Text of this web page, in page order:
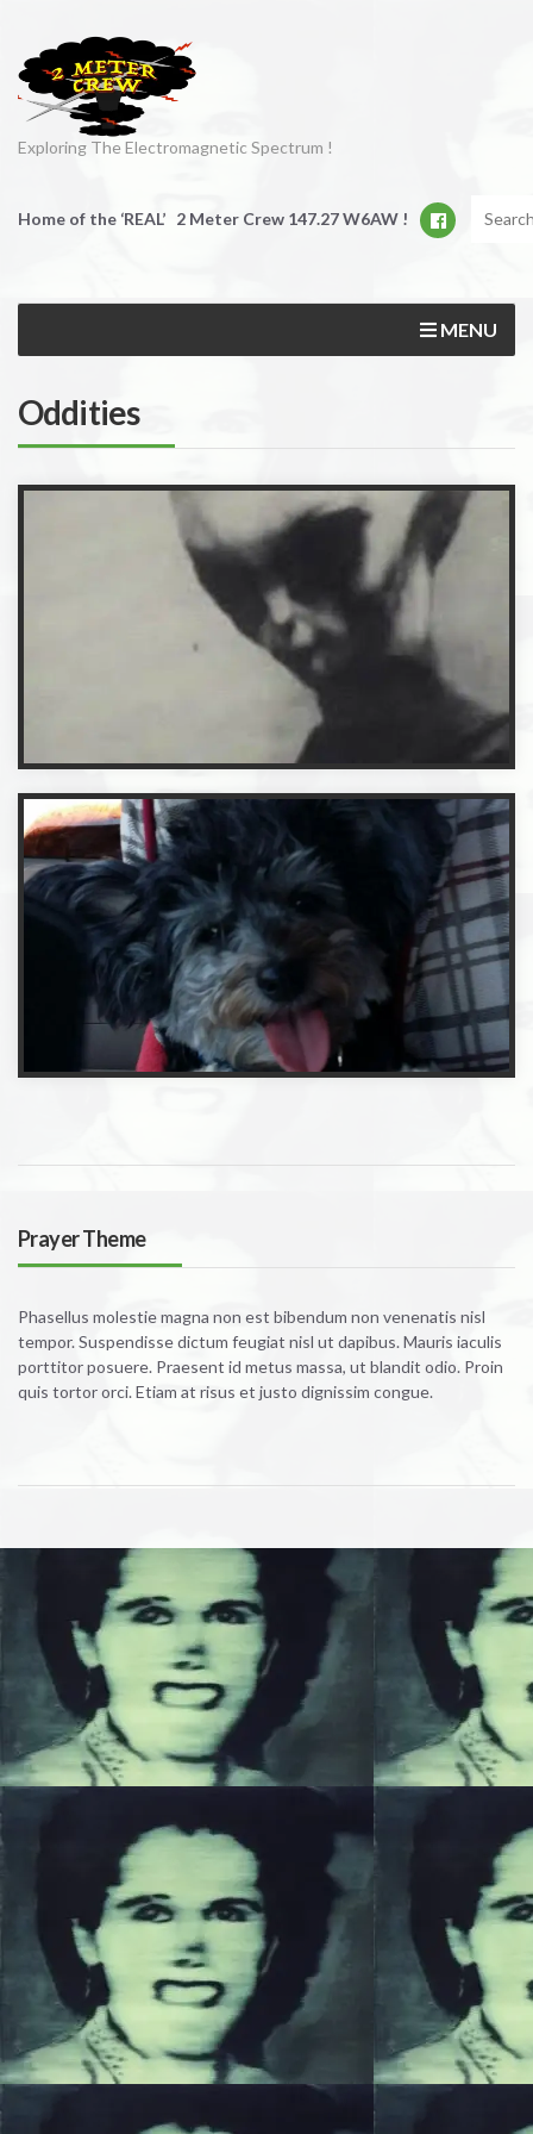
Exploring The Electromagnetic Spectrum !
Home of the ‘REAL’ 2 Meter Crew 147.27 W6AW !
MENU
Oddities
Prayer Theme
Phasellus molestie magna non est bibendum non venenatis nisl
tempor. Suspendisse dictum feugiat nisl ut dapibus. Mauris iaculis
porttitor posuere. Praesent id metus massa, ut blandit odio. Proin
quis tortor orci. Etiam at risus et justo dignissim congue.